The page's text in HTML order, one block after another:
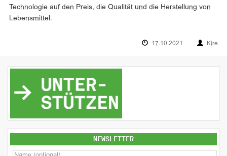
Technologie auf den Preis, die Qualität und die Herstellung von
Lebensmittel.
17.10.2021 Kire
NEWSLETTER